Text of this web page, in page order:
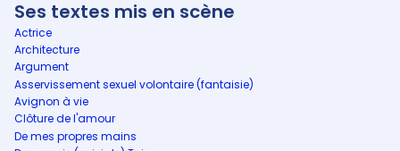
Ses textes mis en scène
Actrice
Architecture
Argument
Asservissement sexuel volontaire (fantaisie)
Avignon à vie
Clôture de l'amour
De mes propres mains